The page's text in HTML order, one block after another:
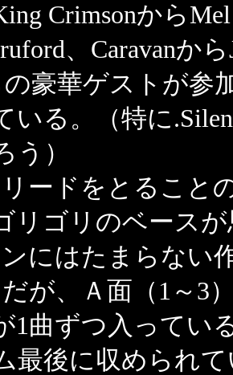
Crimsonから
、Caravanから
の豪華ゲストが参
いる。（特に
う ）
ードをとること
リゴリのベース
ンにはたまらない
が、Ａ面（1～3
1曲ずつ入ってい
最後に収められて